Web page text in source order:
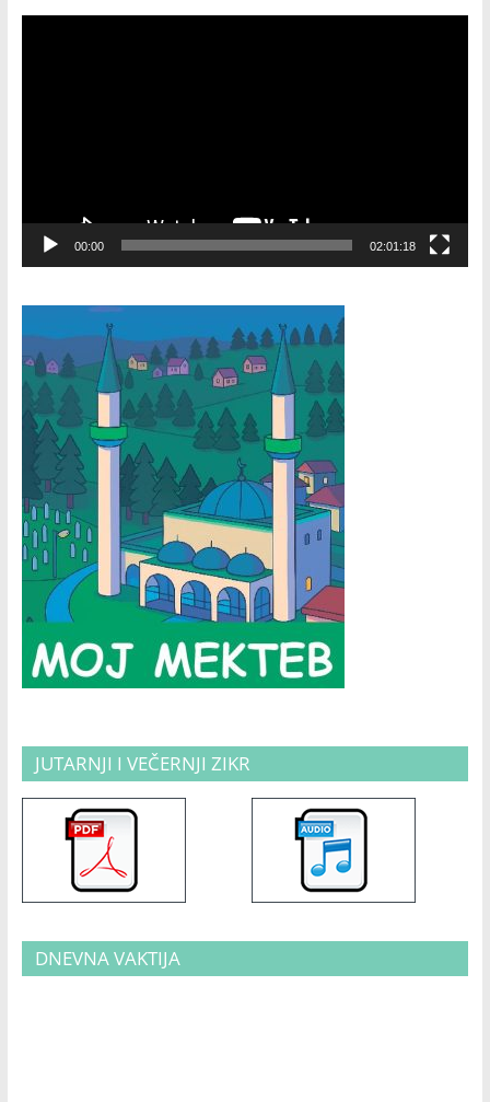
00:00 02:01:18
JUTARNJI I VEČERNJI ZIKR
DNEVNA VAKTIJA